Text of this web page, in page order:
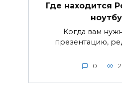
Где находится
Когда вам
презентацию,
0